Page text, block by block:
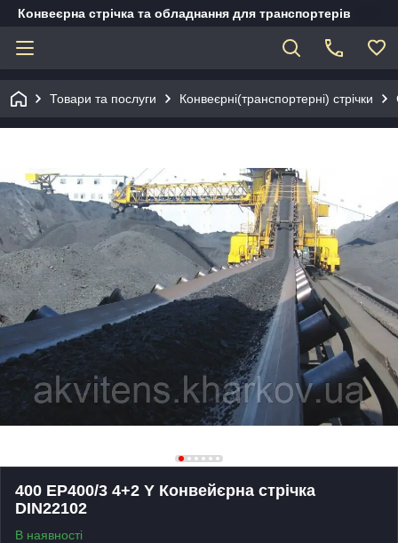
Конвеєрна стрічка та обладнання для транспортерів
Товари та послуги Конвеєрні(транспортерні) стрічки
400 ЕР400/3 4+2 Y Конвейєрна стрічка
DIN22102
В наявності